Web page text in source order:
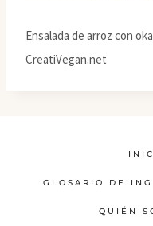
Ensalada de arroz con
CreatiVegan.net
GLOSARIO DE
QUIÉN